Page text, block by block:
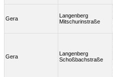
Gera
Langenberg
Mitschurinstraße
Gera
Langenberg
Schoßbachstraße